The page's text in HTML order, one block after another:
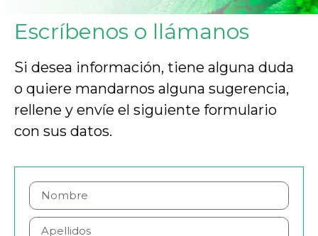
Escríbenos o llámanos
Si desea información, tiene alguna duda
o quiere mandarnos alguna sugerencia,
rellene y envíe el siguiente formulario
con sus datos.